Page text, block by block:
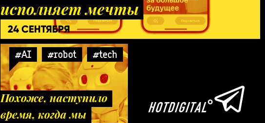
исполняет мечты
24 СЕНТЯБРЯ
#AI #robot #tech
Похоже, наступило
время, когда мы